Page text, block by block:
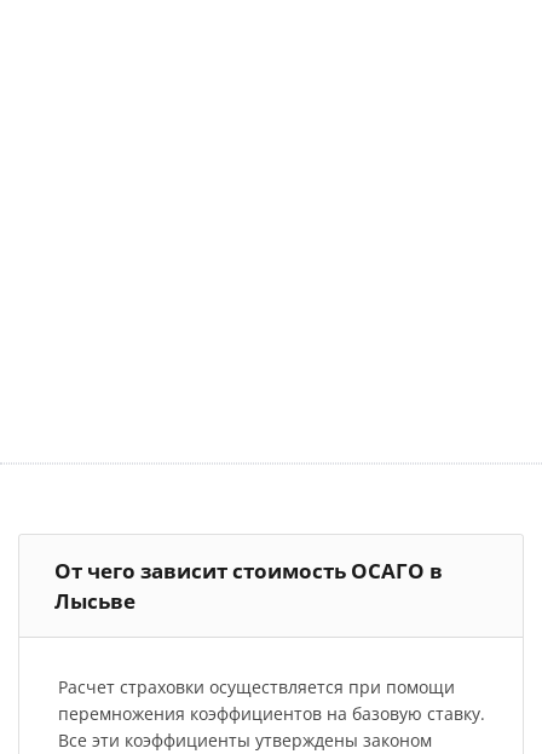
От чего зависит стоимость ОСАГО в
Лысьве
Расчет страховки осуществляется при помощи
перемножения коэффициентов на базовую ставку.
Все эти коэффициенты утверждены законом